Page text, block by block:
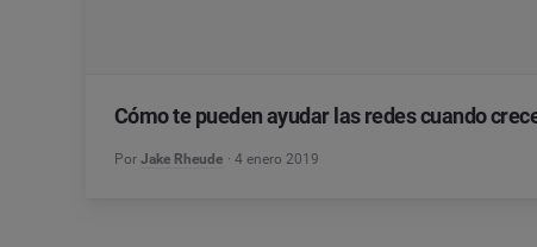
Cómo te pueden ayudar las redes cuando
Por Jake Rheude 4 enero 2019